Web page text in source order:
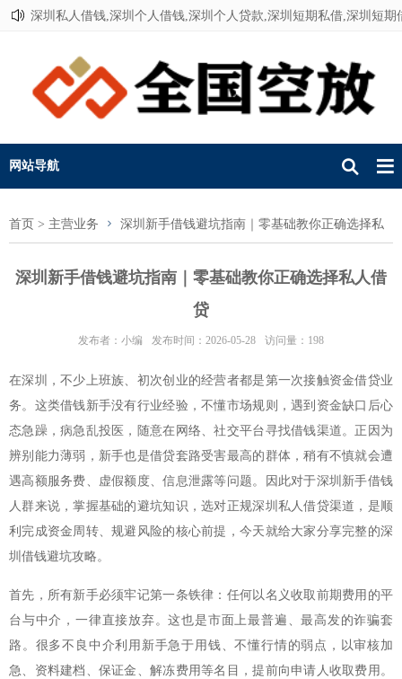
深圳私人借钱,深圳个人借钱,深圳个人贷款,深圳短期私借,深圳短
联系我们
网站导航
首页 > 主营业务 深圳新手借钱避坑指南｜零基础教你正确选择私
深圳新手借钱避坑指南｜零基础教你正确选择私人借
贷
发布者：小编 发布时间：2026-05-28 访问量：198
在深圳，不少上班族、初次创业的经营者都是第一次接触资金借贷业
务。这类借钱新手没有行业经验，不懂市场规则，遇到资金缺口后心
态急躁，病急乱投医，随意在网络、社交平台寻找借钱渠道。正因为
辨别能力薄弱，新手也是借贷套路受害最高的群体，稍有不慎就会遭
遇高额服务费、虚假额度、信息泄露等问题。因此对于深圳新手借钱
人群来说，掌握基础的避坑知识，选对正规深圳私人借贷渠道，是顺
利完成资金周转、规避风险的核心前提，今天就给大家分享完整的深
圳借钱避坑攻略。
首先，所有新手必须牢记第一条铁律：任何以名义收取前期费用的平
台与中介，一律直接放弃。这也是市面上最普遍、最高发的诈骗套
路。很多不良中介利用新手急于用钱、不懂行情的弱点，以审核加
急、资料建档、保证金、解冻费用等名目，提前向申请人收取费用。